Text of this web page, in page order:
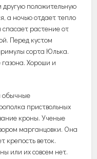
положительную
а ночью отдает тепло
растение от
Перед кустом
сорта Юлька.
Хороши и
обычные
приствольных
кроны. Ученые
марганцовки. Она
крепость веток.
или их совсем нет.